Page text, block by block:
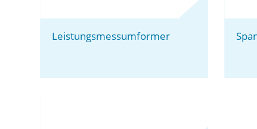
Leistungsmessumformer